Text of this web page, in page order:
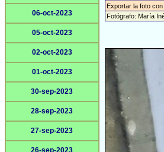
06-oct-2023
05-oct-2023
02-oct-2023
01-oct-2023
30-sep-2023
28-sep-2023
27-sep-2023
26-sep-2023
Exportar la foto
Fotógrafo: María